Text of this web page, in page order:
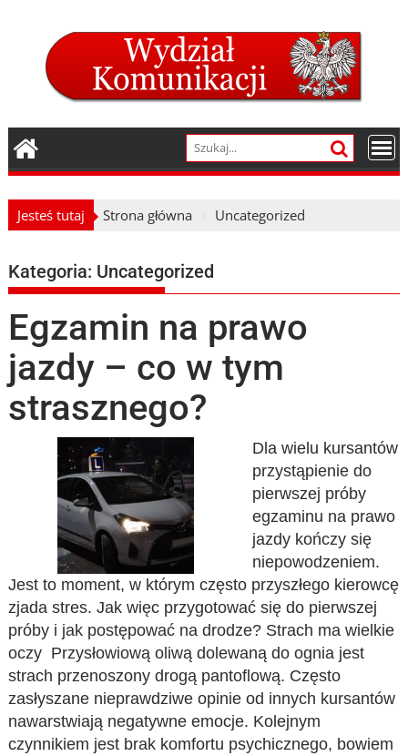
Jesteś tutaj Strona główna Uncategorized
Kategoria: Uncategorized
Egzamin na prawo
jazdy – co w tym
strasznego?
Dla wielu kursantów
przystąpienie do
pierwszej próby
egzaminu na prawo
jazdy kończy się
niepowodzeniem.
Jest to moment, w którym często przyszłego kierowcę
zjada stres. Jak więc przygotować się do pierwszej
próby i jak postępować na drodze? Strach ma wielkie
oczy Przysłowiową oliwą dolewaną do ognia jest
strach przenoszony drogą pantoflową. Często
zasłyszane nieprawdziwe opinie od innych kursantów
nawarstwiają negatywne emocje. Kolejnym
czynnikiem jest brak komfortu psychicznego, bowiem